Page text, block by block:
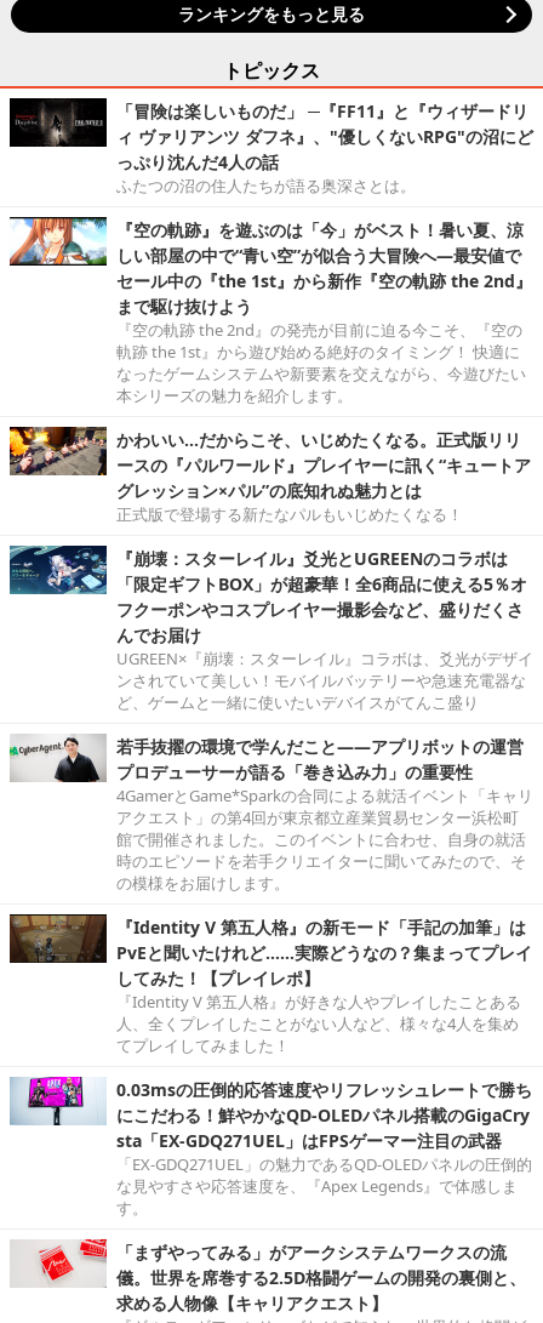
ランキングをもっと見る
トピックス
「冒険は楽しいものだ」 ─『FF11』と『ウィザードリ
ィ ヴァリアンツ ダフネ』、"優しくないRPG"の沼にど
っぷり沈んだ4人の話
ふたつの沼の住人たちが語る奥深さとは。
『空の軌跡』を遊ぶのは「今」がベスト！暑い夏、涼
しい部屋の中で“青い空”が似合う大冒険へ―最安値で
セール中の『the 1st』から新作『空の軌跡 the 2nd』
まで駆け抜けよう
『空の軌跡 the 2nd』の発売が目前に迫る今こそ、『空の
軌跡 the 1st』から遊び始める絶好のタイミング！ 快適に
なったゲームシステムや新要素を交えながら、今遊びたい
本シリーズの魅力を紹介します。
かわいい…だからこそ、いじめたくなる。正式版リリ
ースの『パルワールド』プレイヤーに訊く“キュートア
グレッション×パル”の底知れぬ魅力とは
正式版で登場する新たなパルもいじめたくなる！
『崩壊：スターレイル』爻光とUGREENのコラボは
「限定ギフトBOX」が超豪華！全6商品に使える5％オ
フクーポンやコスプレイヤー撮影会など、盛りだくさ
んでお届け
UGREEN×『崩壊：スターレイル』コラボは、爻光がデザイ
ンされていて美しい！モバイルバッテリーや急速充電器な
ど、ゲームと一緒に使いたいデバイスがてんこ盛り
若手抜擢の環境で学んだこと――アプリボットの運営
プロデューサーが語る「巻き込み力」の重要性
4GamerとGame*Sparkの合同による就活イベント「キャリ
アクエスト」の第4回が東京都立産業貿易センター浜松町
館で開催されました。このイベントに合わせ、自身の就活
時のエピソードを若手クリエイターに聞いてみたので、そ
の模様をお届けします。
『Identity V 第五人格』の新モード「手記の加筆」は
PvEと聞いたけれど……実際どうなの？集まってプレイ
してみた！【プレイレポ】
『Identity V 第五人格』が好きな人やプレイしたことある
人、全くプレイしたことがない人など、様々な4人を集め
てプレイしてみました！
0.03msの圧倒的応答速度やリフレッシュレートで勝ち
にこだわる！鮮やかなQD-OLEDパネル搭載のGigaCry
sta「EX-GDQ271UEL」はFPSゲーマー注目の武器
「EX-GDQ271UEL」の魅力であるQD-OLEDパネルの圧倒的
な見やすさや応答速度を、『Apex Legends』で体感しま
す。
「まずやってみる」がアークシステムワークスの流
儀。世界を席巻する2.5D格闘ゲームの開発の裏側と、
求める人物像【キャリアクエスト】